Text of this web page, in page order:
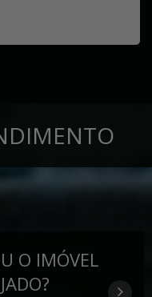
O IMÓVEL